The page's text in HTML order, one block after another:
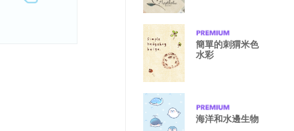
簡單的刺猬米色
水彩
海洋和水邊生物